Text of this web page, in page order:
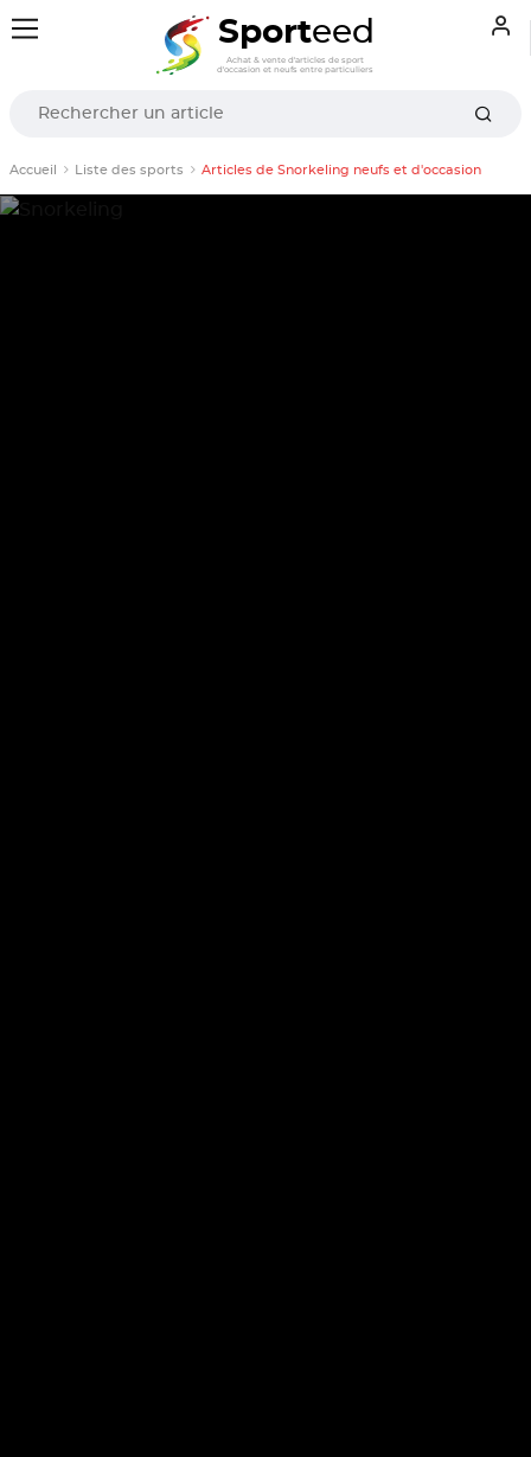
Sporteed
Achat & vente d'articles de sport
d'occasion et neufs entre particuliers
Accueil Liste des sports Articles de Snorkeling neufs et d'occasion